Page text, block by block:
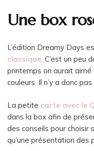
Une box
L’édition Dreamy Days
classique. C’est un peu
printemps on aurait
couleurs. Il n’y a donc
La petite carte avec le
dans la box afin de
des conseils pour choisir
qu’une présentation des